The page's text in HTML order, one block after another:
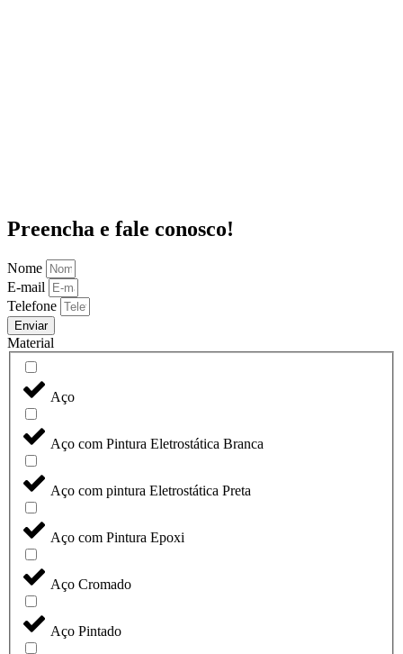
Preencha e fale conosco!
Nome
E-mail
Telefone
Enviar
Material
Aço
Aço com Pintura Eletrostática Branca
Aço com pintura Eletrostática Preta
Aço com Pintura Epoxi
Aço Cromado
Aço Pintado